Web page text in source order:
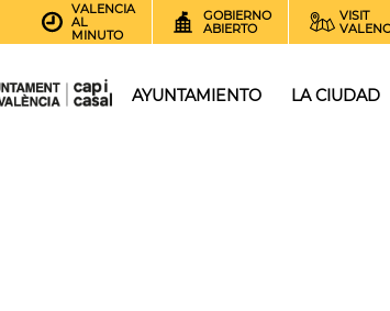
VALENCIA
AL
MINUTO
GOBIERNO
ABIERTO
VISIT
AYUNTAMIENTO LA CIUDAD